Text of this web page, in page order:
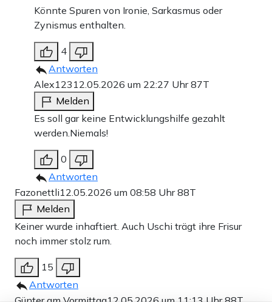
Könnte Spuren von Ironie, Sarkasmus oder
Zynismus enthalten.
4
Antworten
Alex123 12.05.2026 um 22:27 Uhr87T
Melden
Es soll gar keine Entwicklungshilfe gezahlt
werden.Niemals!
0
Antworten
Fazonettli12.05.2026 um 08:58 Uhr88T
Melden
Keiner wurde inhaftiert. Auch Uschi trägt ihre Frisur
noch immer stolz rum.
15
Antworten